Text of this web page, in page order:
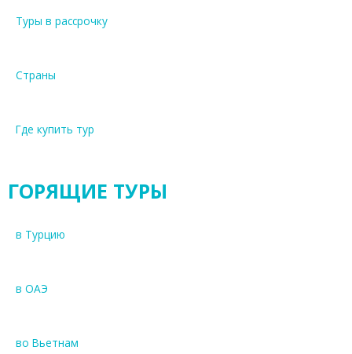
Туры в рассрочку
Страны
Где купить тур
ГОРЯЩИЕ ТУРЫ
в Турцию
в ОАЭ
во Вьетнам